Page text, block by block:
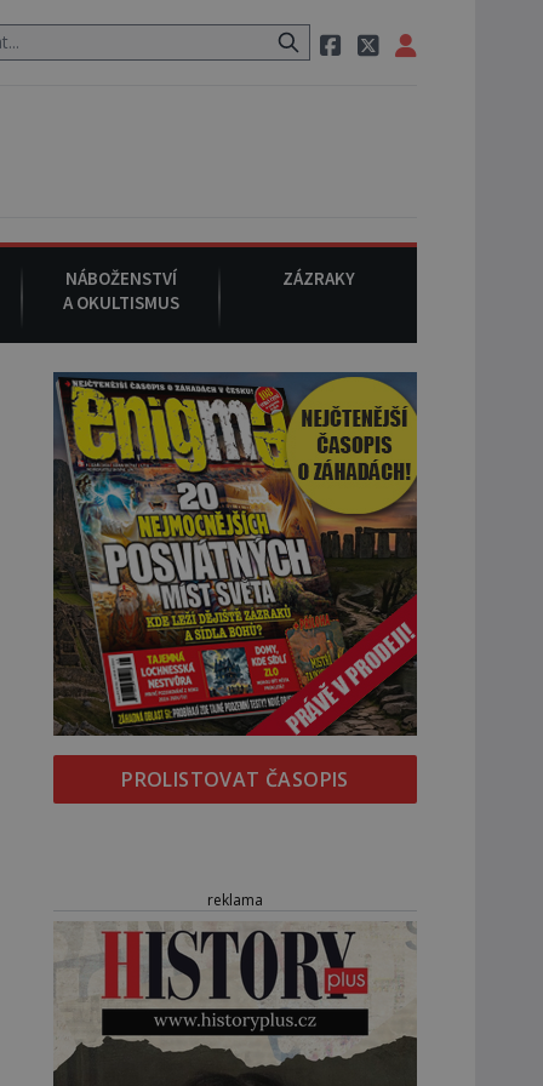
cestě utíká zvláštní psovitá šelma, údajně bájná čupakabra.
NÁBOŽENSTVÍ
A OKULTISMUS
ZÁZRAKY
PROLISTOVAT ČASOPIS
reklama